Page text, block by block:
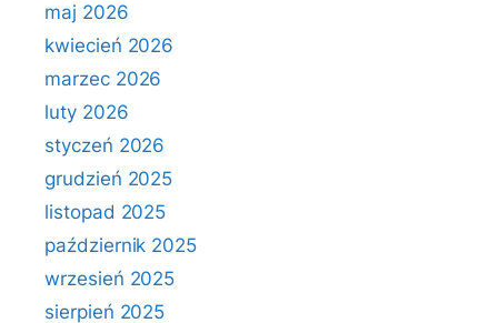
maj 2026
kwiecień 2026
marzec 2026
luty 2026
styczeń 2026
grudzień 2025
listopad 2025
październik 2025
wrzesień 2025
sierpień 2025